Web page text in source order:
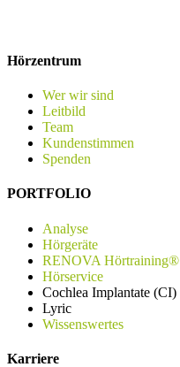
Hörzentrum
Wer wir sind
Leitbild
Team
Kundenstimmen
Spenden
PORTFOLIO
Analyse
Hörgeräte
RENOVA Hörtraining®
Hörservice
Cochlea Implantate (CI)
Lyric
Wissenswertes
Karriere